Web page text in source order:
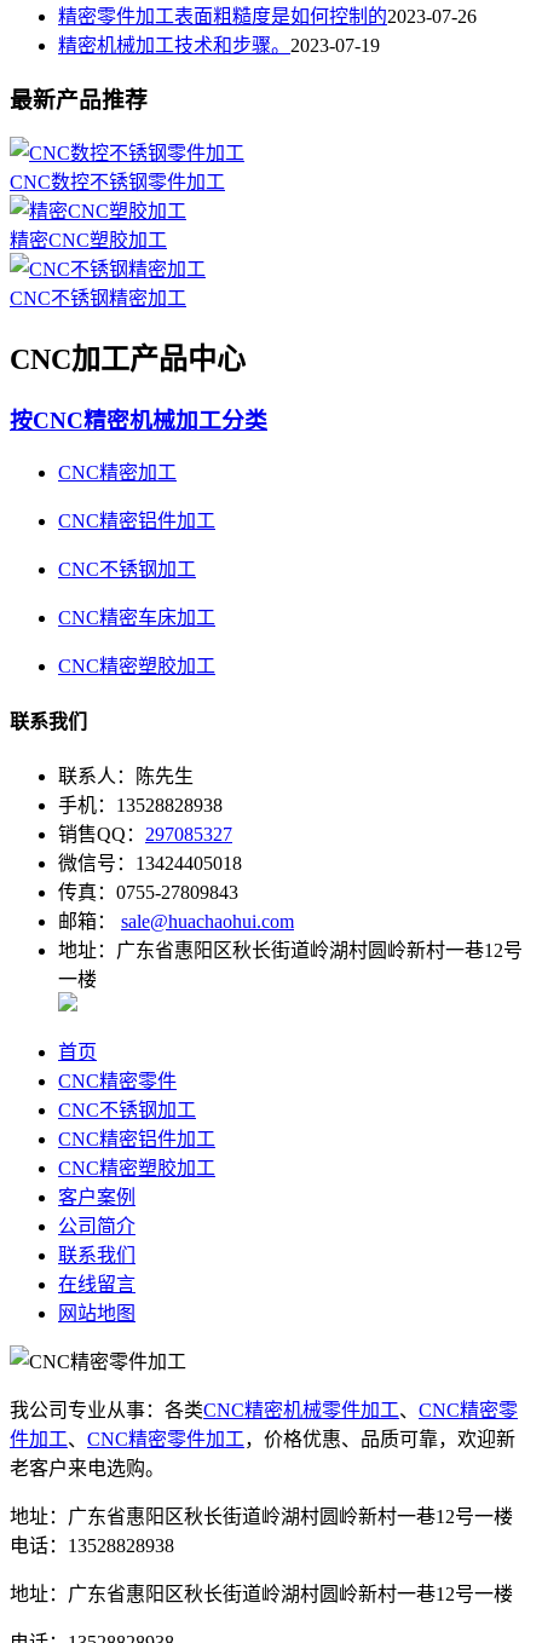
精密零件加工表面粗糙度是如何控制的2023-07-26
精密机械加工技术和步骤。 2023-07-19
最新产品推荐
CNC数控不锈钢零件加工
精密CNC塑胶加工
CNC不锈钢精密加工
CNC加工产品中心
按CNC精密机械加工分类
CNC精密加工
CNC精密铝件加工
CNC不锈钢加工
CNC精密车床加工
CNC精密塑胶加工
联系我们
联系人：陈先生
手机：13528828938
销售QQ： 297085327
微信号：13424405018
传真：0755-27809843
邮箱： sale@huachaohui.com
地址：广东省惠阳区秋长街道岭湖村圆岭新村一巷12号
一楼
首页
CNC精密零件
CNC不锈钢加工
CNC精密铝件加工
CNC精密塑胶加工
客户案例
公司简介
联系我们
在线留言
网站地图
我公司专业从事：各类CNC精密机械零件加工、 CNC精密零
件加工、 CNC精密零件加工，价格优惠、品质可靠，欢迎新
老客户来电选购。
地址：广东省惠阳区秋长街道岭湖村圆岭新村一巷12号一楼
电话：13528828938
地址：广东省惠阳区秋长街道岭湖村圆岭新村一巷12号一楼